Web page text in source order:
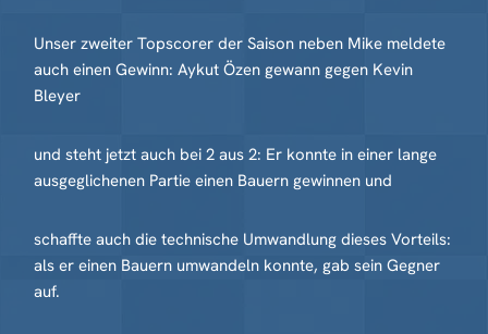
Unser zweiter Topscorer der Saison neben Mike meldete
auch einen Gewinn: Aykut Özen gewann gegen Kevin
Bleyer
und steht jetzt auch bei 2 aus 2: Er konnte in einer lange
ausgeglichenen Partie einen Bauern gewinnen und
schaffte auch die technische Umwandlung dieses Vorteils:
als er einen Bauern umwandeln konnte, gab sein Gegner
auf.